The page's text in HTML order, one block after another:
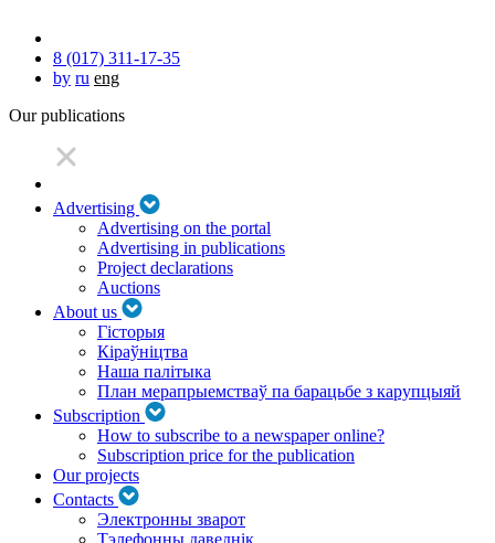
8 (017) 311-17-35
by ru eng
Our publications
Advertising
Advertising on the portal
Advertising in publications
Project declarations
Auctions
About us
Гісторыя
Кіраўніцтва
Наша палітыка
План мерапрыемстваў па барацьбе з карупцыяй
Subscription
How to subscribe to a newspaper online?
Subscription price for the publication
Our projects
Contacts
Электронны зварот
Тэлефонны даведнік